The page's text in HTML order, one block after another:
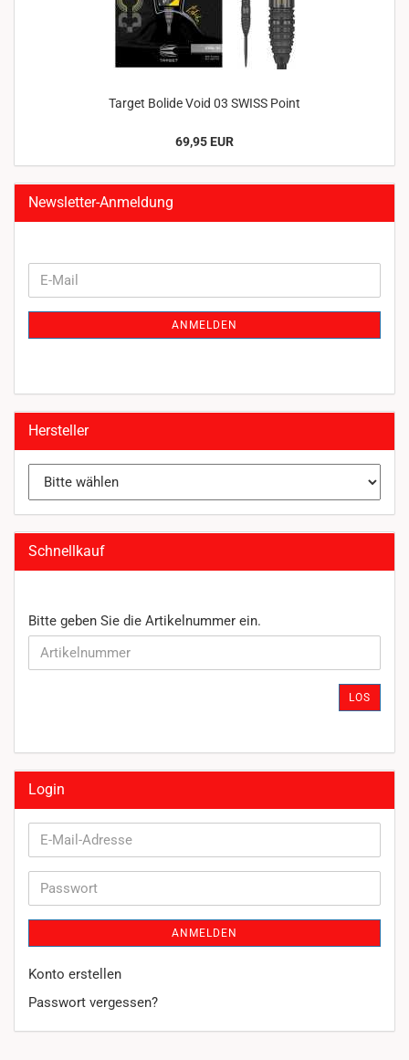
Target Bolide Void 03 SWISS Point
69,95 EUR
Newsletter-Anmeldung
WEITER
ZUR
NEWSLETTER-
E-
Mail
ANMELDEN
Hersteller
Schnellkauf
BITTE
GEBEN
SIE
Bitte geben Sie die Artikelnummer ein.
LOS
Login
E-
Mail-
Passwort
ANMELDEN
Konto erstellen
Passwort vergessen?